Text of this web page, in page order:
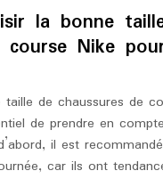
la bonne
course Nike
de chaussures de
de prendre en
il est
car ils ont